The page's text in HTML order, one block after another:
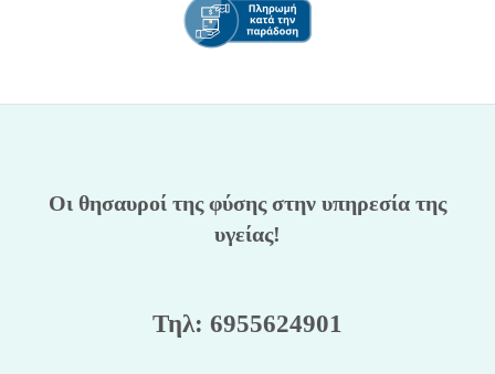
Οι θησαυροί της φύσης στην υπηρεσία της
υγείας!
Τηλ: 6955624901